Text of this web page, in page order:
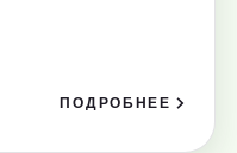
ПОДРОБНЕЕ